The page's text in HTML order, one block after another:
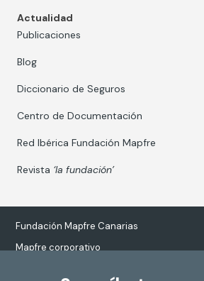
Actualidad
Publicaciones
Blog
Diccionario de Seguros
Centro de Documentación
Red Ibérica Fundación Mapfre
Revista ‘la fundación’
Fundación Mapfre Canarias
Mapfre corporativo